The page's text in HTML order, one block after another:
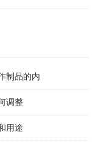
制品的内
调整
用途